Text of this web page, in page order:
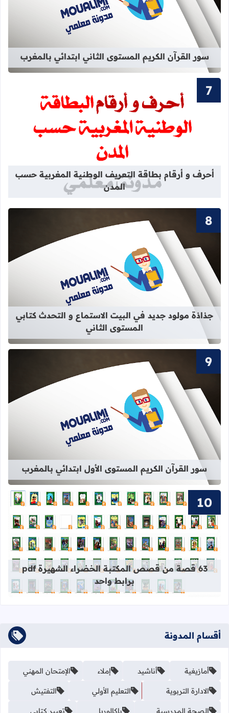
قراءة المزيد عن سور القرآن الكريم
سور القرآن الكريم المستوى الثاني ابتدائي بالمغرب
قراءة المزيد عن أحرف و أرقام
أحرف و أرقام بطاقة التعريف الوطنية المغربية حسب
المدن
قراءة المزيد عن جذاذة مولود جديد
جذاذة مولود جديد في البيت الاستماع و التحدث كتابي
المستوى الثاني
قراءة المزيد عن سور القرآن الكريم
سور القرآن الكريم المستوى الأول ابتدائي بالمغرب
قراءة المزيد عن 63 قصة من قصص المكتبة الخضراء الشهيرة pdf برابط واحد
63 قصة من قصص المكتبة الخضراء الشهيرة pdf
برابط واحد
أقسام المدونة
أمازيغية أناشيد إملاء الإمتحان المهني
الادارة التربوية التعليم الأولي التفتيش
الصحة المدرسية باكالوريا تعبير كتابي